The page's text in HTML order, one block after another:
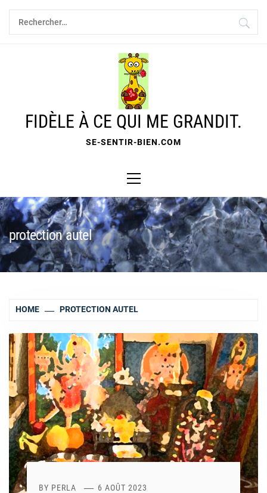
Skip
content
Rechercher :
FIDÈLE À CE QUI ME GRANDIT.
SE-SENTIR-BIEN.COM
Menu
protection autel
HOME PROTECTION AUTEL
BY PERLA
6 AOÛT 2023